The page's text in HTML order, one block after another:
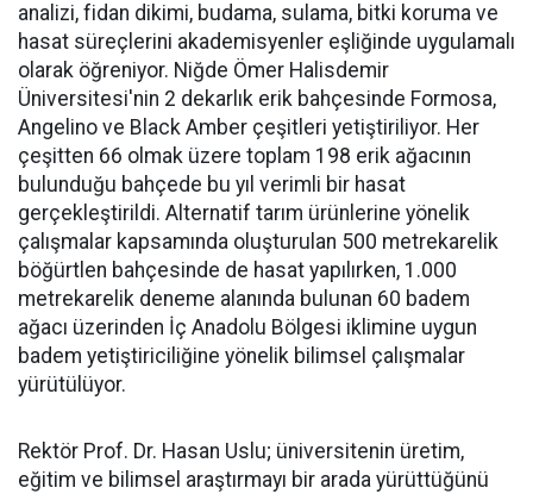
analizi, fidan dikimi, budama, sulama, bitki koruma ve
hasat süreçlerini akademisyenler eşliğinde uygulamalı
olarak öğreniyor. Niğde Ömer Halisdemir
Üniversitesi'nin 2 dekarlık erik bahçesinde Formosa,
Angelino ve Black Amber çeşitleri yetiştiriliyor. Her
çeşitten 66 olmak üzere toplam 198 erik ağacının
bulunduğu bahçede bu yıl verimli bir hasat
gerçekleştirildi. Alternatif tarım ürünlerine yönelik
çalışmalar kapsamında oluşturulan 500 metrekarelik
böğürtlen bahçesinde de hasat yapılırken, 1.000
metrekarelik deneme alanında bulunan 60 badem
ağacı üzerinden İç Anadolu Bölgesi iklimine uygun
badem yetiştiriciliğine yönelik bilimsel çalışmalar
yürütülüyor.
Rektör Prof. Dr. Hasan Uslu; üniversitenin üretim,
eğitim ve bilimsel araştırmayı bir arada yürüttüğünü